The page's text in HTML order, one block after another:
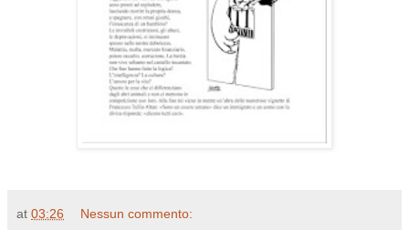
at 03:26 Nessun commento: